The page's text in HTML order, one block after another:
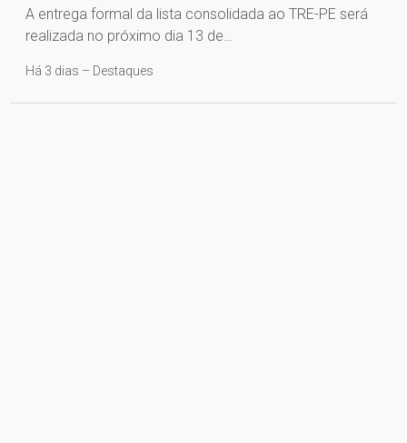
A entrega formal da lista consolidada ao TRE-PE será
realizada no próximo dia 13 de…
Há 3 dias – Destaques